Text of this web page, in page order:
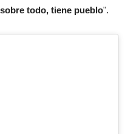
todo, tiene pueblo".